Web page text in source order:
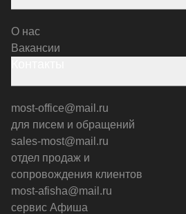
О нас
Вакансии
most-office@mail.ru
для писем и обращений
sales-most@mail.ru
отдел продаж и
сопровождения клиентов
most-afisha@mail.ru
сервис Афиша